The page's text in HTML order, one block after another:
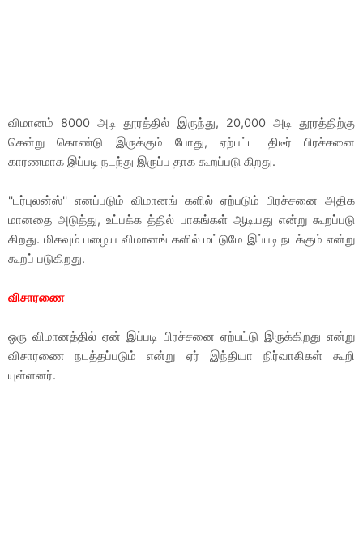
விமானம் 8000 அடி தூரத்தில் இருந்து, 20,000 அடி தூரத்திற்கு
சென்று கொண்டு இருக்கும் போது, ஏற்பட்ட திடீர் பிரச்சனை
காரணமாக இப்படி நடந்து இருப்ப தாக கூறப்படு கிறது.
''டர்புலன்ஸ்'' எனப்படும் விமானங் களில் ஏற்படும் பிரச்சனை அதிக
மானதை அடுத்து, உட்பக்க த்தில் பாகங்கள் ஆடியது என்று கூறப்படு
கிறது. மிகவும் பழைய விமானங் களில் மட்டுமே இப்படி நடக்கும் என்று
கூறப் படுகிறது.
விசாரணை
ஒரு விமானத்தில் ஏன் இப்படி பிரச்சனை ஏற்பட்டு இருக்கிறது என்று
விசாரணை நடத்தப்படும் என்று ஏர் இந்தியா நிர்வாகிகள் கூறி
யுள்ளனர்.